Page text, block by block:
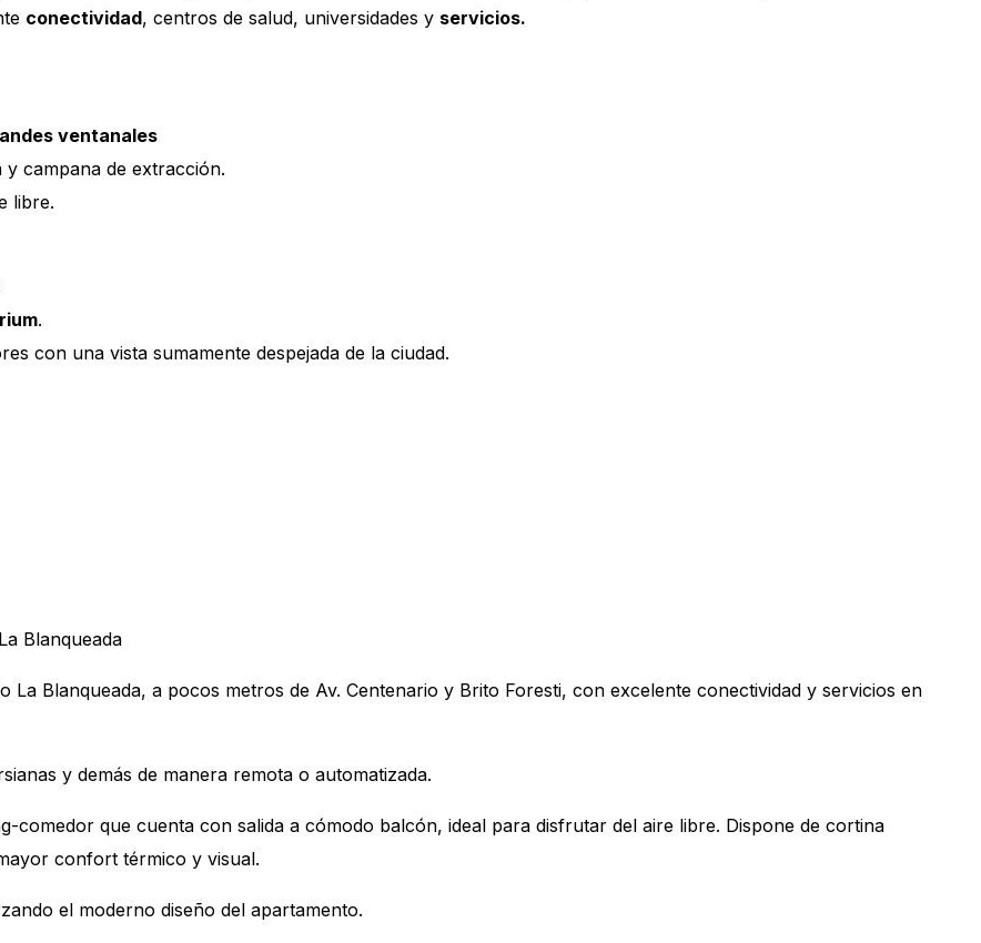
conectividad, centros de salud, universidades y servicios.
ventanales
campana de extracción.
libre.
.
con una vista sumamente despejada de la ciudad.
Blanqueada
La Blanqueada, a pocos metros de Av. Centenario y Brito Foresti, con excelente conectividad y servicios en
y demás de manera remota o automatizada.
comedor que cuenta con salida a cómodo balcón, ideal para disfrutar del aire libre. Dispone de cortina
confort térmico y visual.
el moderno diseño del apartamento.